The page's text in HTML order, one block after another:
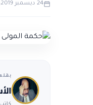
24 ديسمبر 2019